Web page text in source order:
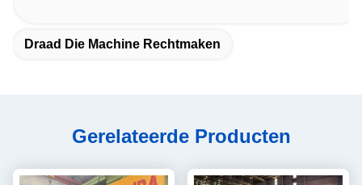
Draad Die Machine Rechtmaken
Gerelateerde Producten